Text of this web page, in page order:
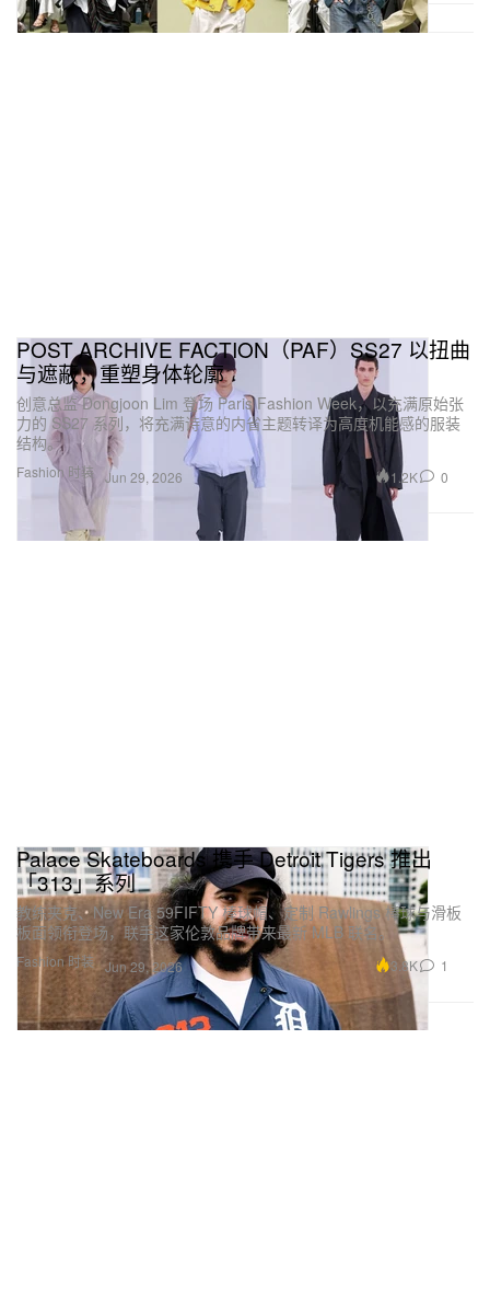
Fashion 时装
POST ARCHIVE FACTION（PAF）SS27 以扭曲
与遮蔽，重塑身体轮廓
创意总监 Dongjoon Lim 登场 Paris Fashion Week，以充满原始张
力的 SS27 系列，将充满诗意的内省主题转译为高度机能感的服装
结构。
Jun 29, 2026 1.2K 0
Fashion 时装
Palace Skateboards 携手 Detroit Tigers 推出
「313」系列
教练夹克、New Era 59FIFTY 棒球帽、定制 Rawlings 棒球与滑板
板面领衔登场，联手这家伦敦品牌带来最新 MLB 联名。
Jun 29, 2026 3.8K 1